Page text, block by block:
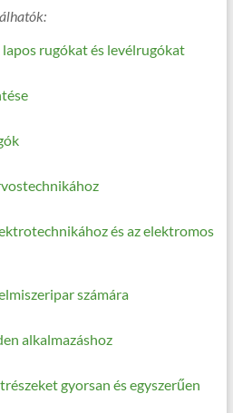
rugókat és levélrugókat
és az elektromos
számára
alkalmazáshoz
gyorsan és egyszerűen